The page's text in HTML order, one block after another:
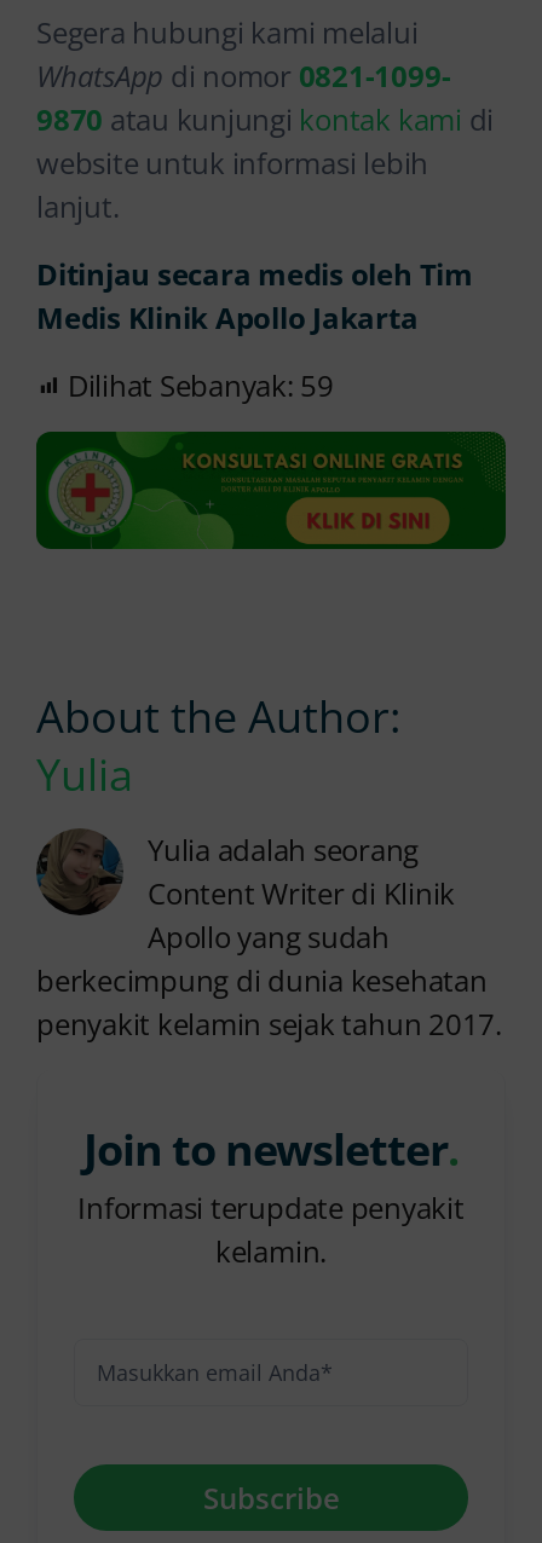
Segera hubungi kami melalui
WhatsApp di nomor 0821-1099-
9870 atau kunjungi kontak kami di
website untuk informasi lebih
lanjut.
Ditinjau secara medis oleh Tim
Medis Klinik Apollo Jakarta
Dilihat Sebanyak: 59
Join to newsletter.
Informasi terupdate penyakit
kelamin.
Subscribe
About the Author:
Yulia
Yulia adalah seorang
Content Writer di Klinik
Apollo yang sudah
berkecimpung di dunia kesehatan
penyakit kelamin sejak tahun 2017.